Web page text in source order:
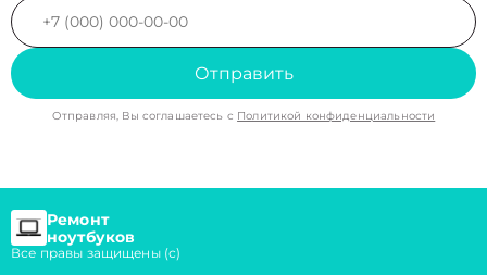
Отправить
Отправляя, Вы соглашаетесь с Политикой конфиденциальности
Ремонт
ноутбуков
Все правы защищены (с)